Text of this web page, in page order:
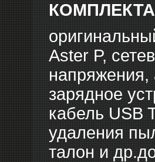
Aster P,
напряжения,
зарядное
кабель USB
удаления
талон и